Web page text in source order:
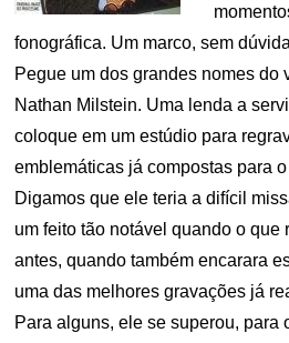
fonográfica. Um marco, sem
Pegue um dos grandes nomes do
Nathan Milstein. Uma lenda a
coloque em um estúdio para
emblemáticas já compostas para
Digamos que ele teria a difícil
um feito tão notável quando o que
antes, quando também encarara
uma das melhores gravações já
Para alguns, ele se superou, para